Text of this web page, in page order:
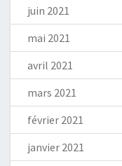
juin 2021
mai 2021
avril 2021
mars 2021
février 2021
janvier 2021